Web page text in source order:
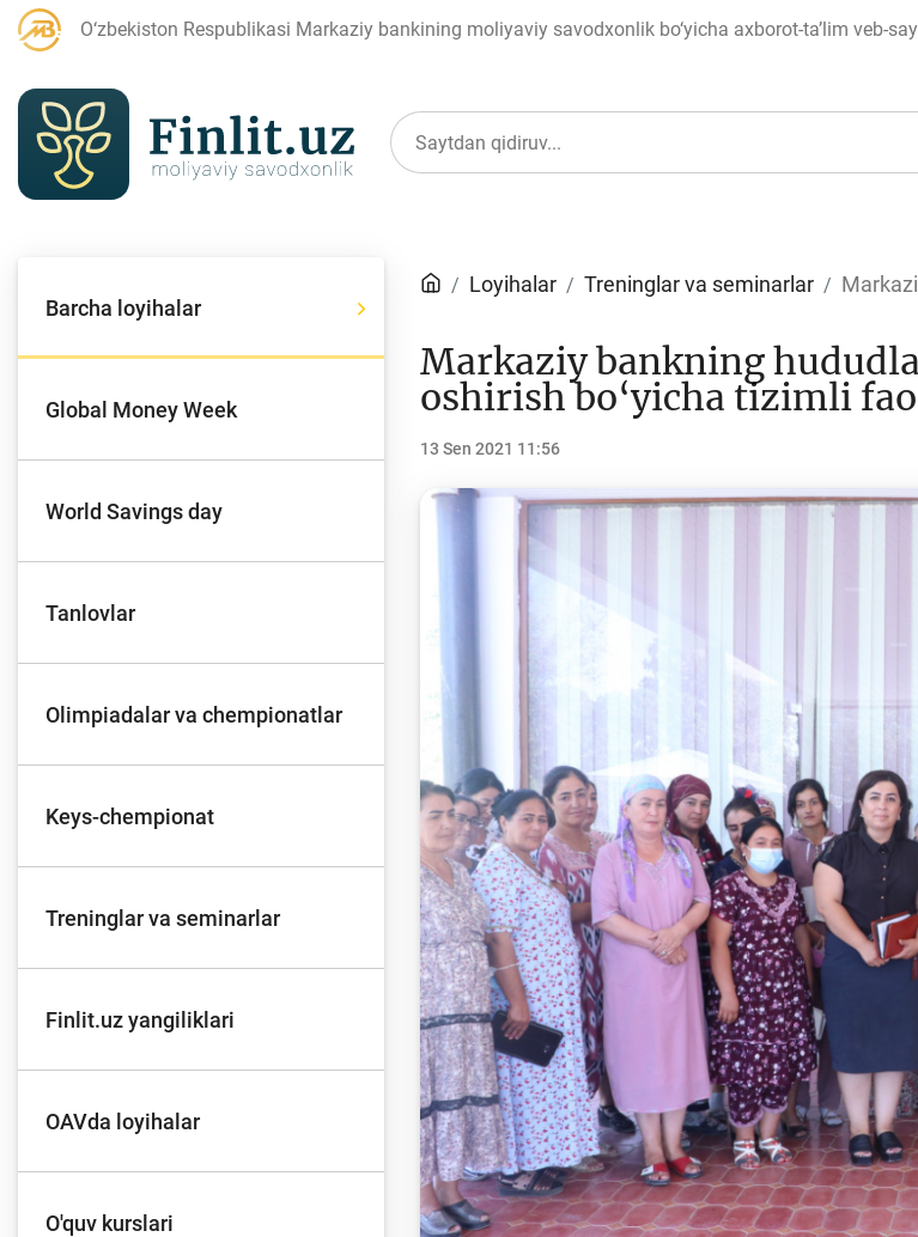
O‘zbekiston Respublikasi Markaziy bankining moliyaviy savodxonlik bo‘yicha axborot-ta’lim veb-
Kredit
To'lov va o'tkazmalar Moliya bozori
Moliyaviy xavfsizlik
Bank xizmatlari
iste'molchilari
huquqlari
uchun
Barcha loyihalar
Global Money Week
World Savings day
Tanlovlar
Olimpiadalar va chempionatlar
Keys-chempionat
Treninglar va seminarlar
Finlit.uz yangiliklari
OAVda loyihalar
O'quv kurslari
Loyihalar Treninglar va seminarlar
Markaziy bankning
oshirish bo‘yicha tizimli
13 Sen 2021 11:56